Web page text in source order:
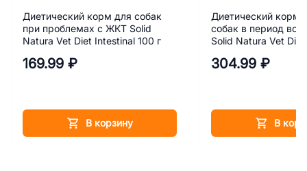
Диетический корм для собак
при проблемах с ЖКТ Solid
Natura Vet Diet Intestinal 100 г
169.99 ₽
В корзину
Диетический корм
собак в период
Solid Natura Vet
304.99 ₽
В